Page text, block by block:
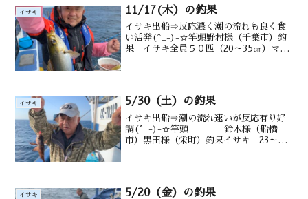
イサキ 11/17(木）の釣果
イサキ出船⇒反応濃く潮の流れも良く食
い活発(^_-)-☆竿頭野村様（千葉市）釣
果 イサキ全員５０匹（20～35㎝）マダ
イサキ 5/30（土）の釣果
イサキ出船⇒潮の流れ速いが反応有り好
調(^_-)-☆竿頭 鈴木様（船橋
市）黒田様（栄町）釣果イサキ 23～50
イサキ 5/20（金）の釣果